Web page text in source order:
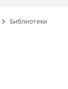
Библиотеки